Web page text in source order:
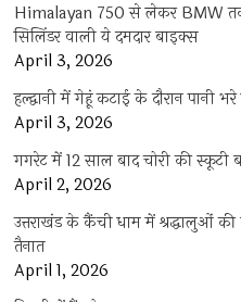
Himalayan 750 से लेकर BMW
सिलिंडर वाली ये दमदार बाइक्स
April 3, 2026
हल्द्वानी में गेहूं कटाई के दौरान पानी
April 3, 2026
गगरेट में 12 साल बाद चोरी की स्कूटी
April 2, 2026
उत्तराखंड के कैंची धाम में श्रद्धालुओं
तैनात
April 1, 2026